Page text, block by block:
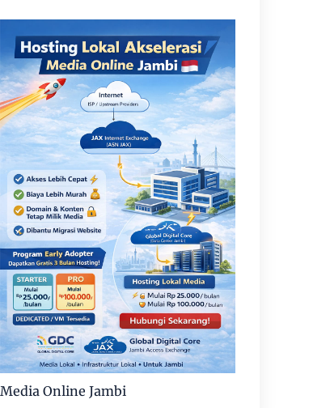
Media Online Jambi